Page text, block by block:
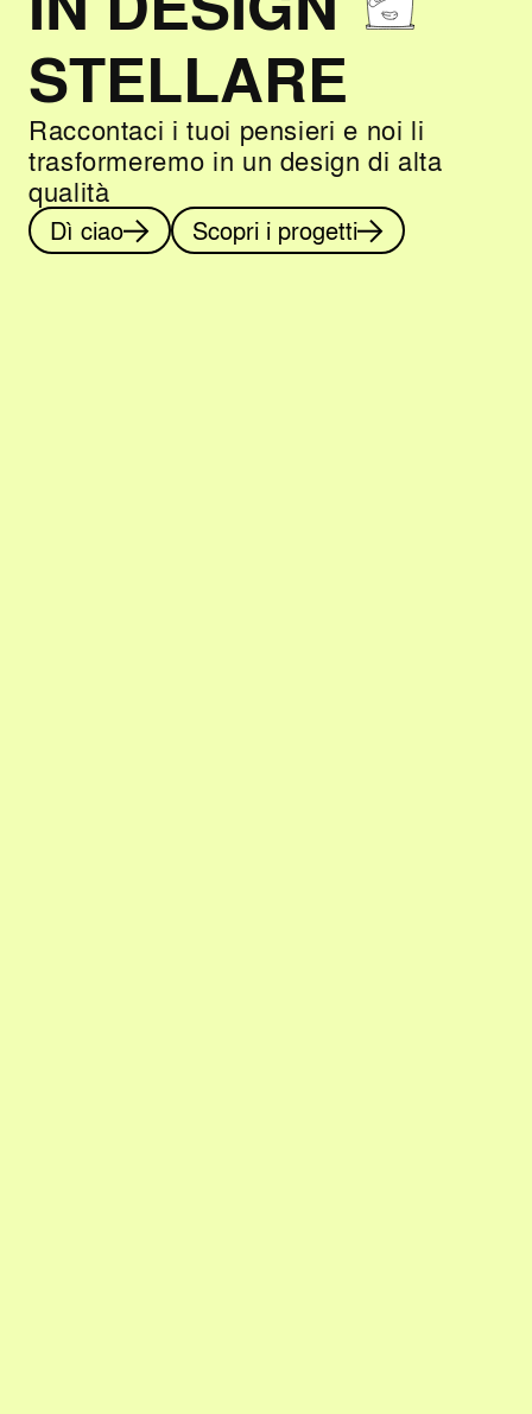
STELLARE
Raccontaci i tuoi pensieri e noi li
trasformeremo in un design di alta
qualità
Dì ciao Scopri i progetti